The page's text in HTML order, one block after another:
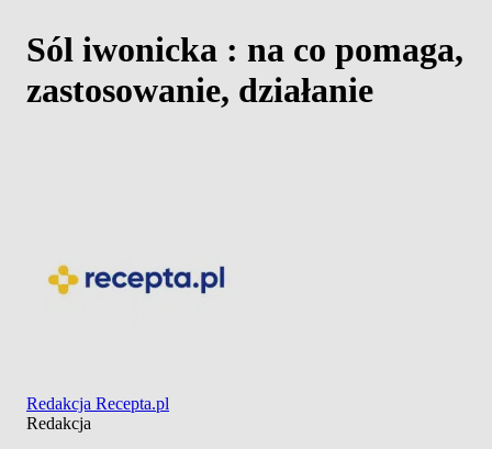
Sól iwonicka : na co pomaga,
zastosowanie, działanie
Redakcja Recepta.pl
Redakcja